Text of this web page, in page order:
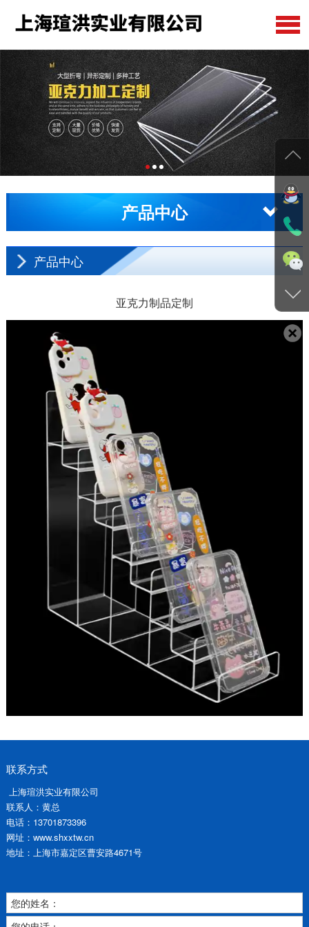
公司首页
关于我们
产品中心
在线留言
工程案例
产品中心
产品中心
亚克力制品定制
联系方式
上海瑄洪实业有限公司
联系人：黄总
电话：13701873396
网址：www.shxxtw.cn
地址：上海市嘉定区曹安路4671号
您的姓名：